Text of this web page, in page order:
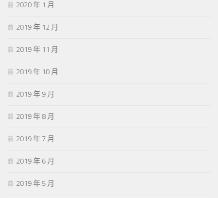
2020 年 1 月
2019 年 12 月
2019 年 11 月
2019 年 10 月
2019 年 9 月
2019 年 8 月
2019 年 7 月
2019 年 6 月
2019 年 5 月